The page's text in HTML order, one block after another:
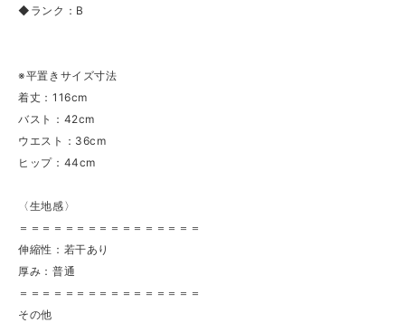
◆ランク：B
※平置きサイズ寸法
着丈：116cm
バスト：42cm
ウエスト：36cm
ヒップ：44cm
〈生地感〉
＝＝＝＝＝＝＝＝＝＝＝＝＝＝＝＝
伸縮性：若干あり
厚み：普通
＝＝＝＝＝＝＝＝＝＝＝＝＝＝＝＝
その他